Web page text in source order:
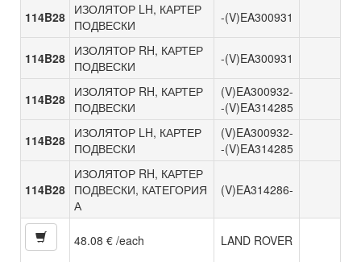
114B28 ИЗОЛЯТОР LH, КАРТЕР
ПОДВЕСКИ
-(V)EA300931
114B28 ИЗОЛЯТОР RH, КАРТЕР
ПОДВЕСКИ
-(V)EA300931
114B28 ИЗОЛЯТОР RH, КАРТЕР
ПОДВЕСКИ
(V)EA300932-
-(V)EA314285
114B28 ИЗОЛЯТОР LH, КАРТЕР
ПОДВЕСКИ
(V)EA300932-
-(V)EA314285
114B28
ИЗОЛЯТОР RH, КАРТЕР
ПОДВЕСКИ, КАТЕГОРИЯ
А
(V)EA314286-
48.08 € /each LAND ROVER